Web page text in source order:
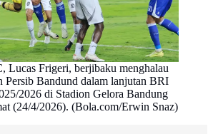
Lucas Frigeri, berjibaku menghalau
Persib Bandund dalam lanjutan BRI
2026 di Stadion Gelora Bandung
(24/4/2026). (Bola.com/Erwin Snaz)